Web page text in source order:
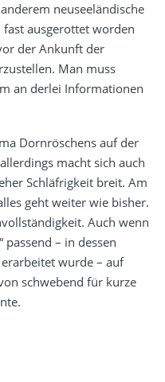
neuseeländische
ausgerottet worden
der Ankunft der
Man muss
an derlei Informationen
Dornröschens auf der
macht sich auch
Schläfrigkeit breit. Am
geht weiter wie bisher.
Auch wenn
passend – in dessen
erarbeitet wurde – auf
schwebend für kurze